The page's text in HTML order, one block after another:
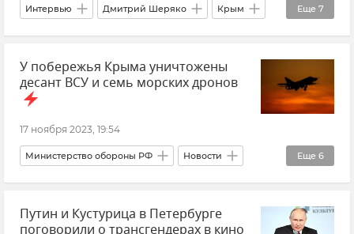
Еще 7
Интервью Дмитрий Шеряко Крым
Бизнес Крымский бизнес Экономика
Общество Экспорт
Экспорт продукции из Крыма
Нацпроекты в Крыму
У побережья Крыма уничтожены
десант ВСУ и семь морских дронов
17 ноября 2023, 19:54
Еще 6
Министерство обороны РФ Новости
Новости Крыма Армия и флот
Путин и Кустурица в Петербурге
поговорили о трансгендерах в кино